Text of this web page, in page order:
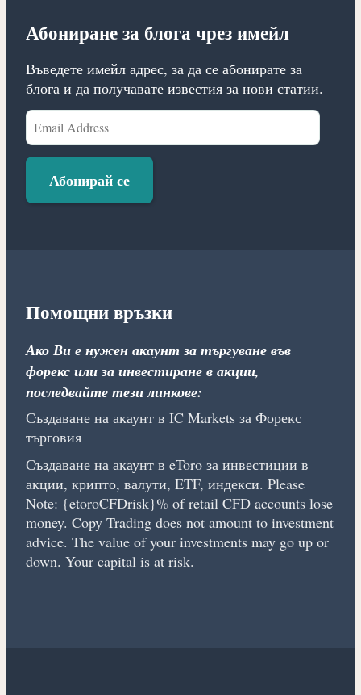
Абониране за блога чрез имейл
Въведете имейл адрес, за да се абонирате за
блога и да получавате известия за нови статии.
Email
Address
Абонирай се
Помощни връзки
Ако Ви е нужен акаунт за търгуване във
форекс или за инвестиране в акции,
последвайте тези линкове:
Създаване на акаунт в IC Markets за Форекс
търговия
Създаване на акаунт в eToro за инвестиции в
акции, крипто, валути, ETF, индекси. Please
Note: {etoroCFDrisk}% of retail CFD accounts lose
money. Copy Trading does not amount to investment
advice. The value of your investments may go up or
down. Your capital is at risk.